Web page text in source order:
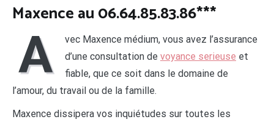
Maxence au 06.64.85.83.86***
A
vec Maxence médium, vous avez l’assurance
d’une consultation de voyance serieuse et
fiable, que ce soit dans le domaine de
l’amour, du travail ou de la famille.
Maxence dissipera vos inquiétudes sur toutes les